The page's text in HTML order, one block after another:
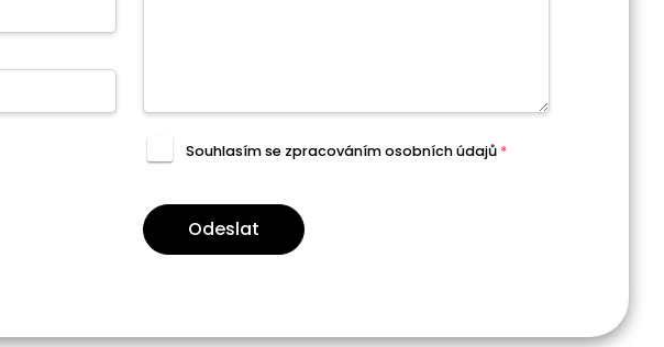
Souhlasím se zpracovánímosobních údajů *
Odeslat